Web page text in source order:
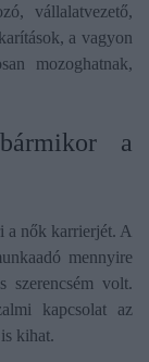
vállalatvezető,
a vagyon
mozoghatnak,
a
a nők karrierjét. A
mennyire
szerencsém volt.
kapcsolat az
kihat.